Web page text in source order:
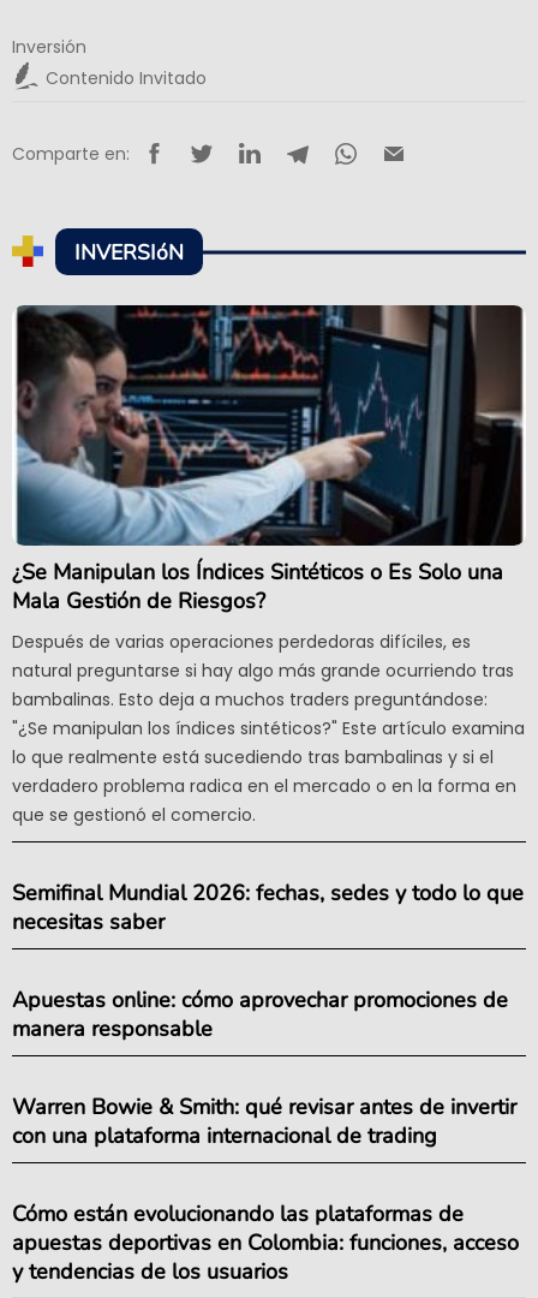
Inversión
Contenido Invitado
Comparte en:
INVERSIóN
¿Se Manipulan los Índices Sintéticos o Es Solo una
Mala Gestión de Riesgos?
Después de varias operaciones perdedoras difíciles, es
natural preguntarse si hay algo más grande ocurriendo tras
bambalinas. Esto deja a muchos traders preguntándose:
"¿Se manipulan los índices sintéticos?" Este artículo examina
lo que realmente está sucediendo tras bambalinas y si el
verdadero problema radica en el mercado o en la forma en
que se gestionó el comercio.
Semifinal Mundial 2026: fechas, sedes y todo lo que
necesitas saber
Apuestas online: cómo aprovechar promociones de
manera responsable
Warren Bowie & Smith: qué revisar antes de invertir
con una plataforma internacional de trading
Cómo están evolucionando las plataformas de
apuestas deportivas en Colombia: funciones, acceso
y tendencias de los usuarios